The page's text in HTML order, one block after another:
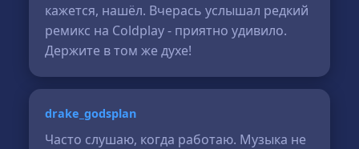
кажется, нашёл. Вчерась услышал редкий
ремикс на Coldplay - приятно удивило.
Держите в том же духе!
drake_godsplan
Часто слушаю, когда работаю. Музыка не